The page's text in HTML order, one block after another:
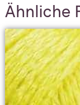
Ähnliche